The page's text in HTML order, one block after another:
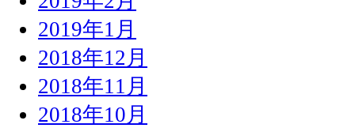
2019年1月
2018年12月
2018年11月
2018年10月